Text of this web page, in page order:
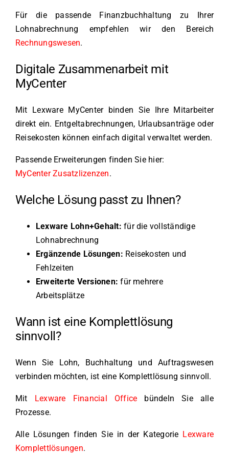
Für die passende Finanzbuchhaltung zu Ihrer
Lohnabrechnung empfehlen wir den Bereich
Rechnungswesen.
Digitale Zusammenarbeit mit
MyCenter
Mit Lexware MyCenter binden Sie Ihre Mitarbeiter
direkt ein. Entgeltabrechnungen, Urlaubsanträge oder
Reisekosten können einfach digital verwaltet werden.
Passende Erweiterungen finden Sie hier:
MyCenter Zusatzlizenzen.
Welche Lösung passt zu Ihnen?
Lexware Lohn+Gehalt: für die vollständige
Lohnabrechnung
Ergänzende Lösungen: Reisekosten und
Fehlzeiten
Erweiterte Versionen: für mehrere
Arbeitsplätze
Wann ist eine Komplettlösung
sinnvoll?
Wenn Sie Lohn, Buchhaltung und Auftragswesen
verbinden möchten, ist eine Komplettlösung sinnvoll.
Mit Lexware Financial Office bündeln Sie alle
Prozesse.
Alle Lösungen finden Sie in der Kategorie Lexware
Komplettlösungen.